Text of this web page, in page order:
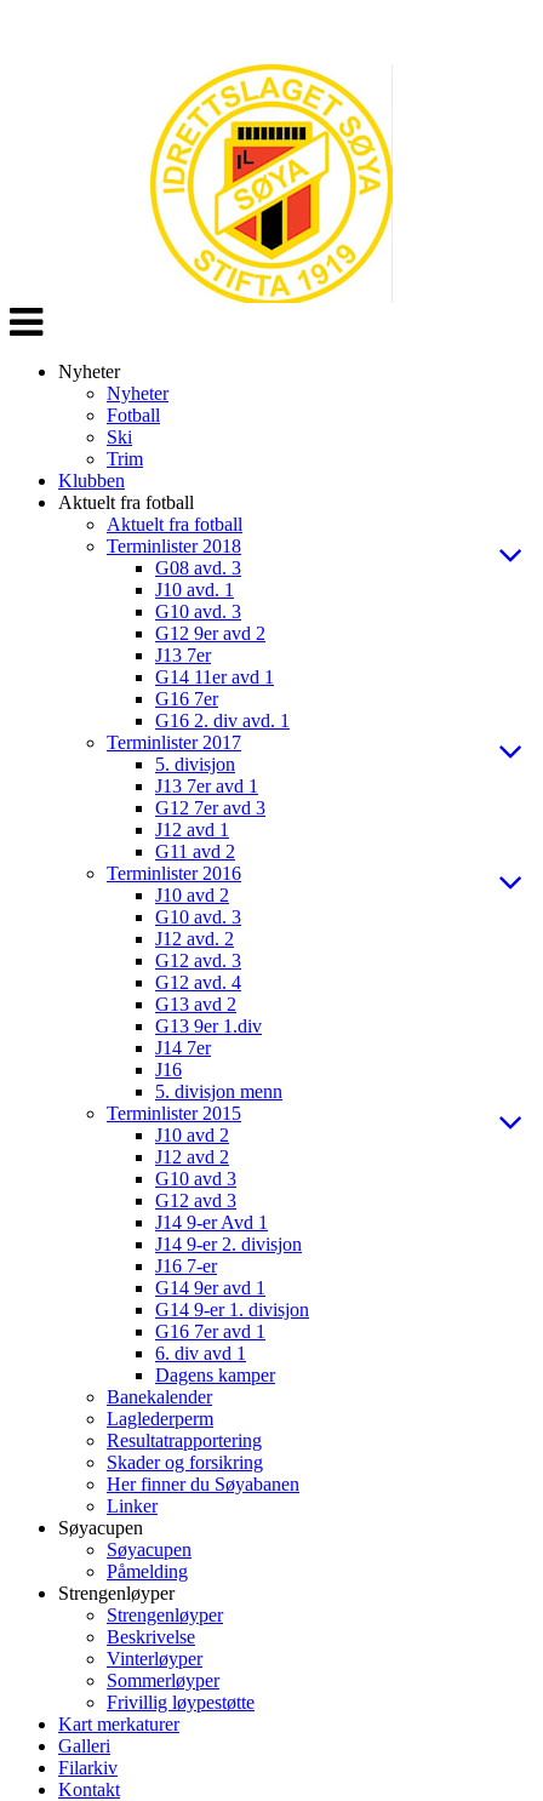
Veksle
navigasjon
Nyheter
Nyheter
Fotball
Ski
Trim
Klubben
Aktuelt fra fotball
Aktuelt fra fotball
Terminlister 2018
G08 avd. 3
J10 avd. 1
G10 avd. 3
G12 9er avd 2
J13 7er
G14 11er avd 1
G16 7er
G16 2. div avd. 1
Terminlister 2017
5. divisjon
J13 7er avd 1
G12 7er avd 3
J12 avd 1
G11 avd 2
Terminlister 2016
J10 avd 2
G10 avd. 3
J12 avd. 2
G12 avd. 3
G12 avd. 4
G13 avd 2
G13 9er 1.div
J14 7er
J16
5. divisjon menn
Terminlister 2015
J10 avd 2
J12 avd 2
G10 avd 3
G12 avd 3
J14 9-er Avd 1
J14 9-er 2. divisjon
J16 7-er
G14 9er avd 1
G14 9-er 1. divisjon
G16 7er avd 1
6. div avd 1
Dagens kamper
Banekalender
Laglederperm
Resultatrapportering
Skader og forsikring
Her finner du Søyabanen
Linker
Søyacupen
Søyacupen
Påmelding
Strengenløyper
Strengenløyper
Beskrivelse
Vinterløyper
Sommerløyper
Frivillig løypestøtte
Kart merkaturer
Galleri
Filarkiv
Kontakt